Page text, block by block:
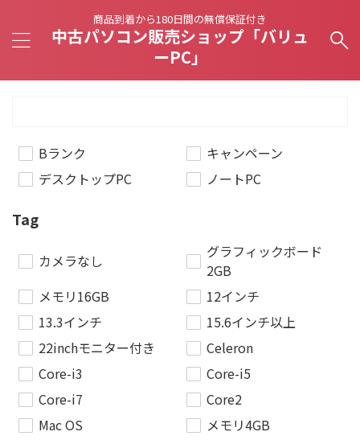
商品到着から180日間の無償保証付き
中古パソコン販売ショップ「バリュ
ーPC」
Bランク
キャンペーン
デスクトップPC
ノートPC
Tag
カメラなし
グラフィックボード
2GB
メモリ16GB
12インチ
13.3インチ
15.6インチ以上
22inchモニター付き
Celeron
Core-i3
Core-i5
Core-i7
Core2
Mac OS
メモリ4GB